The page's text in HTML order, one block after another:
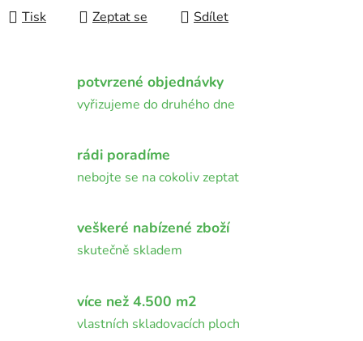
Tisk Zeptat se Sdílet
potvrzené objednávky
vyřizujeme do druhého dne
rádi poradíme
nebojte se na cokoliv zeptat
veškeré nabízené zboží
skutečně skladem
více než 4.500 m2
vlastních skladovacích ploch